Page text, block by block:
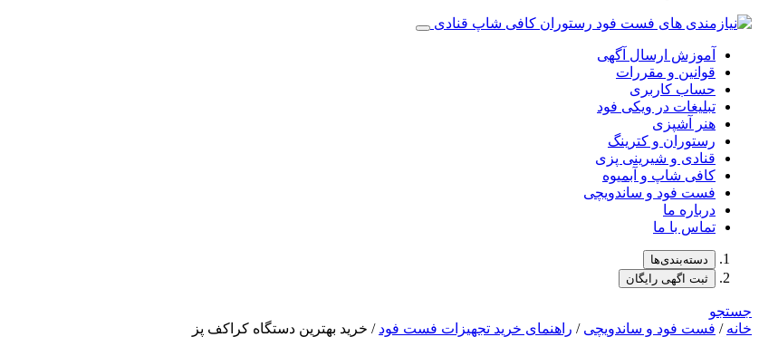
آموزش ارسال آگهی
قوانین و مقررات
حساب کاربری
تبلیغات در ویکی فود
هنر آشپزی
رستوران و کترینگ
قنادی و شیرینی پزی
کافی شاپ و آبمیوه
فست فود و ساندویچی
درباره ما
تماس با ما
دسته‌بندی‌ها
ثبت اگهی رایگان
جستجو
خانه / فست فود و ساندویچی / راهنمای خرید تجهیزات فست فود / خرید بهترین دستگاه کراکف پز